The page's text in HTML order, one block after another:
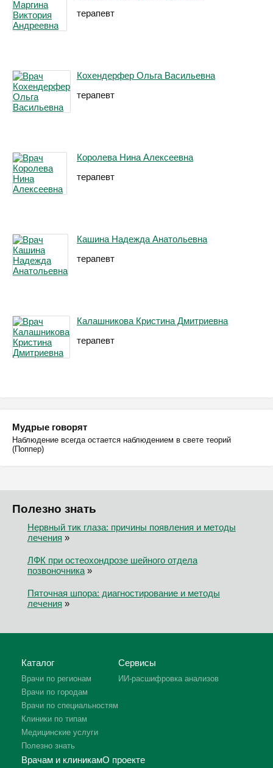
терапевт
Кохендерфер Ольга Васильевна
терапевт
Королева Нина Алексеевна
терапевт
Кашина Надежда Анатольевна
терапевт
Калашникова Кристина Дмитриевна
терапевт
Мудрые говорят
Наблюдение всегда остается наблюдением в свете теорий
(Поппер)
Полезно знать
Нервный тик глаза: причины появления и методы
лечения »
ЛФК при остеохондрозе шейного отдела
позвоночника»
Пяточная шпора: диагностирование и методы
лечения »
Каталог
Врачи по регионам
Врачи по городам
Врачи по специальностям
Клиники по типам
Медицинские услуги
Полезно знать
Сервисы
ИИ-расшифровка анализов
Врачам и клиникамО проекте